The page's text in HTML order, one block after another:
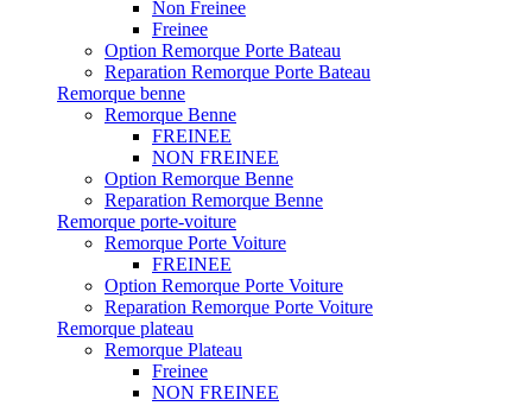
Non Freinee
Freinee
Option Remorque Porte Bateau
Reparation Remorque Porte Bateau
Remorque benne
Remorque Benne
FREINEE
NON FREINEE
Option Remorque Benne
Reparation Remorque Benne
Remorque porte-voiture
Remorque Porte Voiture
FREINEE
Option Remorque Porte Voiture
Reparation Remorque Porte Voiture
Remorque plateau
Remorque Plateau
Freinee
NON FREINEE